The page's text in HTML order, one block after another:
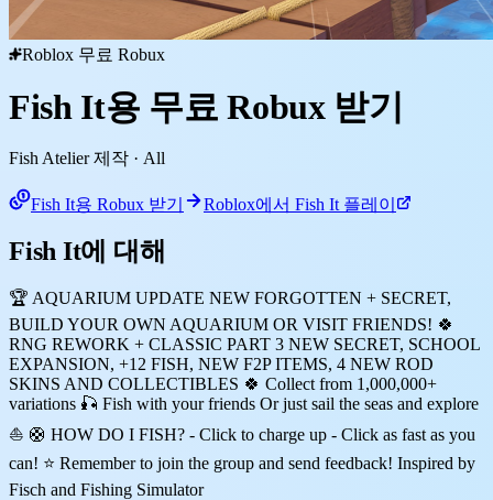
Roblox 무료 Robux
Fish It용 무료 Robux 받기
Fish Atelier 제작 · All
Fish It용 Robux 받기 Roblox에서 Fish It 플레이
Fish It에 대해
🏆 AQUARIUM UPDATE NEW FORGOTTEN + SECRET,
BUILD YOUR OWN AQUARIUM OR VISIT FRIENDS! 🍀
RNG REWORK + CLASSIC PART 3 NEW SECRET, SCHOOL
EXPANSION, +12 FISH, NEW F2P ITEMS, 4 NEW ROD
SKINS AND COLLECTIBLES 🍀 Collect from 1,000,000+
variations 🎣 Fish with your friends Or just sail the seas and explore
⛵ 🛟 HOW DO I FISH? - Click to charge up - Click as fast as you
can! ⭐ Remember to join the group and send feedback! Inspired by
Fisch and Fishing Simulator